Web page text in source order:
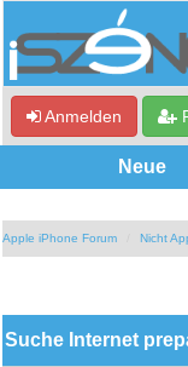
Anmelden
Neue
Apple iPhone Forum Nicht
Suche Internet